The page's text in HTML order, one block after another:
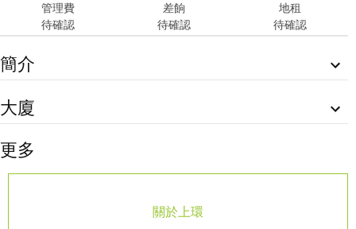
管理費
待確認
差餉
待確認
地租
待確認
簡介
It looks out to the other buildings at a comfortable distance
with partial view of the Harbour in between.
Internal Condition
dining area in this studio unit.
大廈
電視及冷氣
有線電視
更多
關於上環